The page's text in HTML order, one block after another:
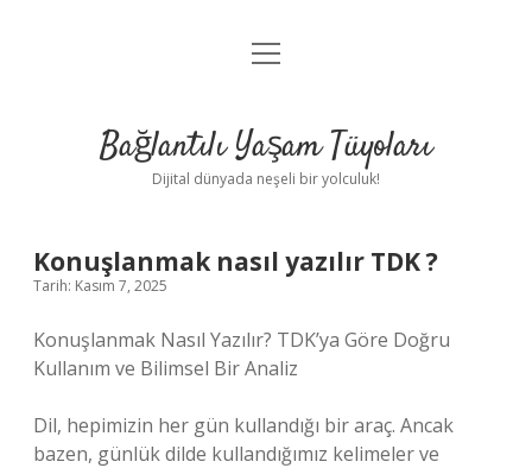
Anasayfa
Yasal Uyarı
menüyü
Bağlantılı Yaşam Tüyoları
Dijital dünyada neşeli bir yolculuk!
Konuşlanmak nasıl yazılır TDK ?
Tarih: Kasım 7, 2025
Konuşlanmak Nasıl Yazılır? TDK’ya Göre Doğru
Kullanım ve Bilimsel Bir Analiz
Dil, hepimizin her gün kullandığı bir araç. Ancak
bazen, günlük dilde kullandığımız kelimeler ve